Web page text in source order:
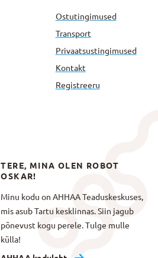
Ostutingimused
Transport
Privaatsus­tingimused
Kontakt
Registreeru
TERE, MINA OLEN ROBOT
OSKAR!
Minu kodu on AHHAA Teaduskeskuses,
mis asub Tartu kesklinnas. Siin jagub
põnevust kogu perele. Tulge mulle
külla!